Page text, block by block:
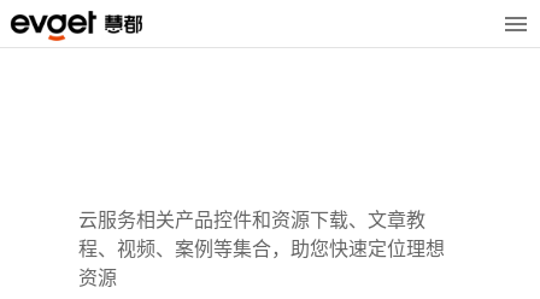
云服务相关产品控件和资源下载、文章教
程、视频、案例等集合，助您快速定位理想
资源